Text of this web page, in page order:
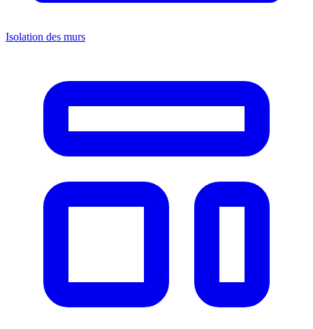
Isolation des murs